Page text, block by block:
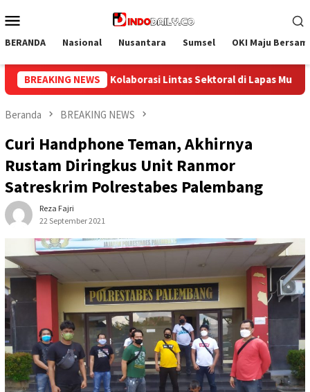
ke
Mobile
BERANDA Nasional Nusantara Sumsel OKI Maju
BREAKING NEWS
Muara Enim: Sukseskan Rehabilitasi Narkotika Sekaligus
Beranda BREAKING NEWS
Curi Handphone Teman, Akhirnya
Rustam Diringkus Unit Ranmor
Satreskrim Polrestabes Palembang
Reza Fajri
22 September 2021